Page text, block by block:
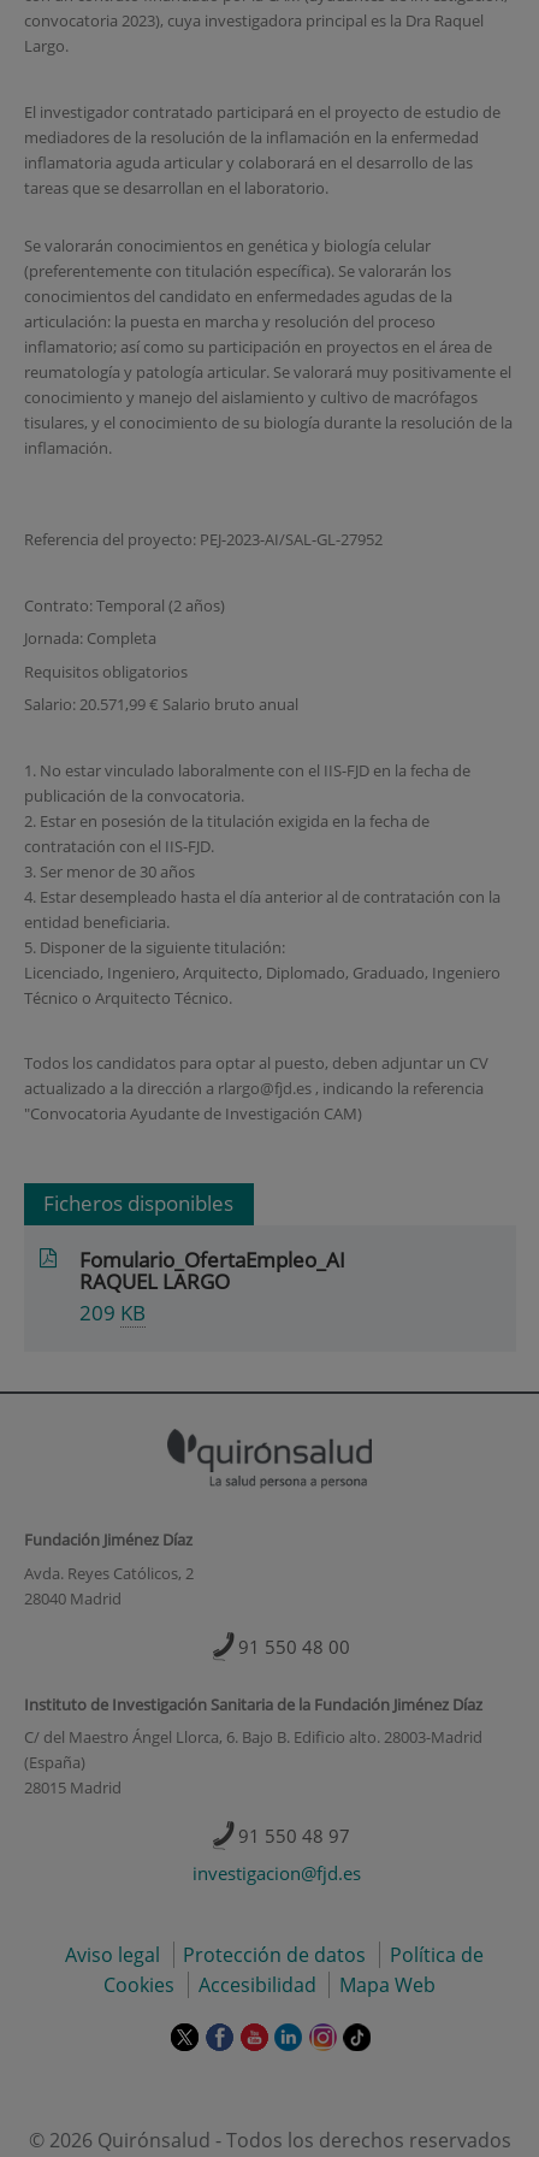
convocatoria 2023), cuya investigadora principal es la Dra Raquel
Largo.
El investigador contratado participará en el proyecto de estudio de
mediadores de la resolución de la inflamación en la enfermedad
inflamatoria aguda articular y colaborará en el desarrollo de las
tareas que se desarrollan en el laboratorio.
Se valorarán conocimientos en genética y biología celular
(preferentemente con titulación específica). Se valorarán los
conocimientos del candidato en enfermedades agudas de la
articulación: la puesta en marcha y resolución del proceso
inflamatorio; así como su participación en proyectos en el área de
reumatología y patología articular. Se valorará muy positivamente el
conocimiento y manejo del aislamiento y cultivo de macrófagos
tisulares, y el conocimiento de su biología durante la resolución de la
inflamación.
Referencia del proyecto: PEJ-2023-AI/SAL-GL-27952
Contrato: Temporal (2 años)
Jornada: Completa
Requisitos obligatorios
Salario: 20.571,99 € Salario bruto anual
1. No estar vinculado laboralmente con el IIS-FJD en la fecha de
publicación de la convocatoria.
2. Estar en posesión de la titulación exigida en la fecha de
contratación con el IIS-FJD.
3. Ser menor de 30 años
4. Estar desempleado hasta el día anterior al de contratación con la
entidad beneficiaria.
5. Disponer de la siguiente titulación:
Licenciado, Ingeniero, Arquitecto, Diplomado, Graduado, Ingeniero
Técnico o Arquitecto Técnico.
Todos los candidatos para optar al puesto, deben adjuntar un CV
actualizado a la dirección a rlargo@fjd.es , indicando la referencia
"Convocatoria Ayudante de Investigación CAM)
Ficheros disponibles
Fomulario_OfertaEmpleo_AI
RAQUEL LARGO
209 KB
Fundación Jiménez Díaz
Avda. Reyes Católicos, 2
28040 Madrid
91 550 48 00
Instituto de Investigación Sanitaria de la Fundación Jiménez Díaz
C/ del Maestro Ángel Llorca, 6. Bajo B. Edificio alto. 28003-Madrid
(España)
28015 Madrid
91 550 48 97
investigacion@fjd.es
Aviso legal Protección de datos
Política de
Cookies
Accesibilidad Mapa Web
Este
en
Este
en
Este
en
Este
en
Este
en
Enlace
externa.
© 2026 Quirónsalud - Todos los derechos reservados